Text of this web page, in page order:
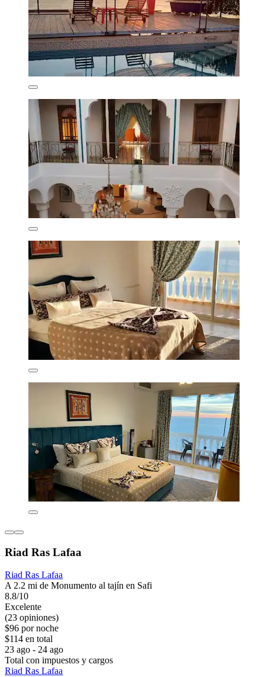
Riad Ras Lafaa
Riad Ras Lafaa
A 2.2 mi de Monumento al tajín en Safi
8.8/10
Excelente
(23 opiniones)
$96 por noche
$114 en total
23 ago - 24 ago
Total con impuestos y cargos
Riad Ras Lafaa